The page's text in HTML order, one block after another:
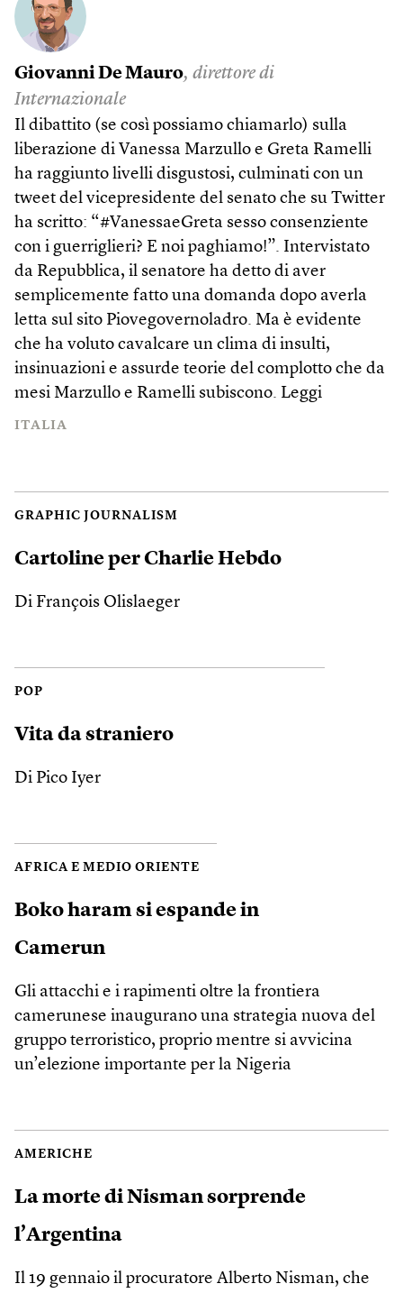
Giovanni De Mauro, direttore di
Internazionale
Il dibattito (se così possiamo chiamarlo) sulla
liberazione di Vanessa Marzullo e Greta Ramelli
ha raggiunto livelli disgustosi, culminati con un
tweet del vicepresidente del senato che su Twitter
ha scritto: “#VanessaeGreta sesso consenziente
con i guerriglieri? E noi paghiamo!”. Intervistato
da Repubblica, il senatore ha detto di aver
semplicemente fatto una domanda dopo averla
letta sul sito Piovegovernoladro. Ma è evidente
che ha voluto cavalcare un clima di insulti,
insinuazioni e assurde teorie del complotto che da
mesi Marzullo e Ramelli subiscono. Leggi
ITALIA
GRAPHIC JOURNALISM
Cartoline per Charlie Hebdo
Di François Olislaeger
POP
Vita da straniero
Di Pico Iyer
AFRICA E MEDIO ORIENTE
Boko haram si espande in
Camerun
Gli attacchi e i rapimenti oltre la frontiera
camerunese inaugurano una strategia nuova del
gruppo terroristico, proprio mentre si avvicina
un’elezione importante per la Nigeria
AMERICHE
La morte di Nisman sorprende
l’Argentina
Il 19 gennaio il procuratore Alberto Nisman, che